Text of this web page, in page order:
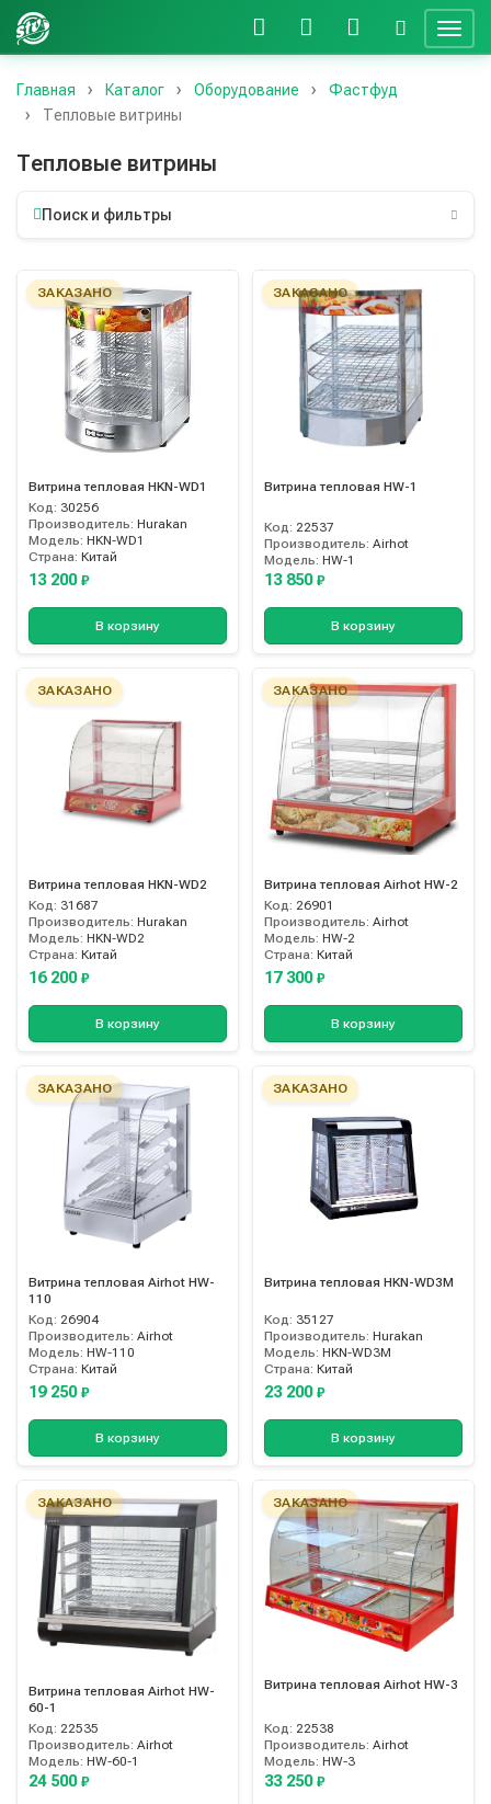
Главная Каталог Оборудование
Фастфуд
Тепловые витрины
Тепловые витрины
Поиск и фильтры
ЗАКАЗАНО
Витрина тепловая HKN-WD1
Код: 30256
Производитель: Hurakan
Модель: HKN-WD1
Страна: Китай
13 200 ₽
В корзину
ЗАКАЗАНО
Витрина тепловая HW-1
Код: 22537
Производитель: Airhot
Модель: HW-1
13 850 ₽
В корзину
ЗАКАЗАНО
Витрина тепловая HKN-WD2
Код: 31687
Производитель: Hurakan
Модель: HKN-WD2
Страна: Китай
16 200 ₽
В корзину
ЗАКАЗАНО
Витрина тепловая Airhot HW-2
Код: 26901
Производитель: Airhot
Модель: HW-2
Страна: Китай
17 300 ₽
В корзину
ЗАКАЗАНО
Витрина тепловая Airhot HW-
110
Код: 26904
Производитель: Airhot
Модель: HW-110
Страна: Китай
19 250 ₽
В корзину
ЗАКАЗАНО
Витрина тепловая HKN-WD3M
Код: 35127
Производитель: Hurakan
Модель: HKN-WD3M
Страна: Китай
23 200 ₽
В корзину
ЗАКАЗАНО
Витрина тепловая Airhot HW-
60-1
Код: 22535
Производитель: Airhot
Модель: HW-60-1
24 500 ₽
ЗАКАЗАНО
Витрина тепловая Airhot HW-3
Код: 22538
Производитель: Airhot
Модель: HW-3
33 250 ₽